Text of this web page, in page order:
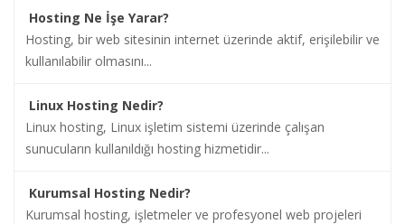
Hosting Ne İşe Yarar?
Hosting, bir web sitesinin internet üzerinde aktif, erişilebilir ve
kullanılabilir olmasını...
Linux Hosting Nedir?
Linux hosting, Linux işletim sistemi üzerinde çalışan
sunucuların kullanıldığı hosting hizmetidir...
Kurumsal Hosting Nedir?
Kurumsal hosting, işletmeler ve profesyonel web projeleri